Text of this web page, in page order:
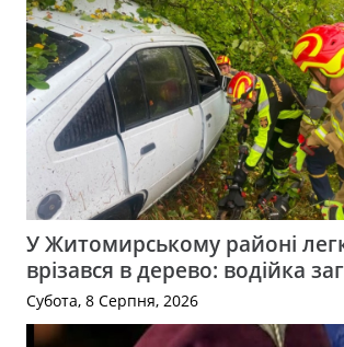
У Житомирському районі
врізався в дерево: водійка
Субота, 8 Серпня, 2026